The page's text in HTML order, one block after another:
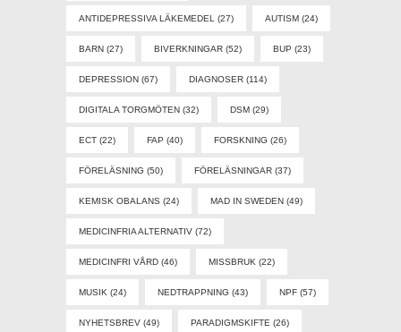
ANTIDEPRESSIVA LÄKEMEDEL (27) AUTISM (24)
BARN (27) BIVERKNINGAR (52) BUP (23)
DEPRESSION (67) DIAGNOSER (114)
DIGITALA TORGMÖTEN (32) DSM (29)
ECT (22) FAP (40) FORSKNING (26)
FÖRELÄSNING (50) FÖRELÄSNINGAR (37)
KEMISK OBALANS (24) MAD IN SWEDEN (49)
MEDICINFRIA ALTERNATIV (72)
MEDICINFRI VÅRD (46) MISSBRUK (22)
MUSIK (24) NEDTRAPPNING (43) NPF (57)
NYHETSBREV (49) PARADIGMSKIFTE (26)